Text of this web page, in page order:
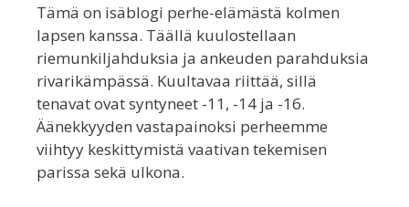
Tämä on isäblogi perhe-elämästä kolmen
lapsen kanssa. Täällä kuulostellaan
riemunkiljahduksia ja ankeuden parahduksia
rivarikämpässä. Kuultavaa riittää, sillä
tenavat ovat syntyneet -11, -14 ja -16.
Äänekkyyden vastapainoksi perheemme
viihtyy keskittymistä vaativan tekemisen
parissa sekä ulkona.